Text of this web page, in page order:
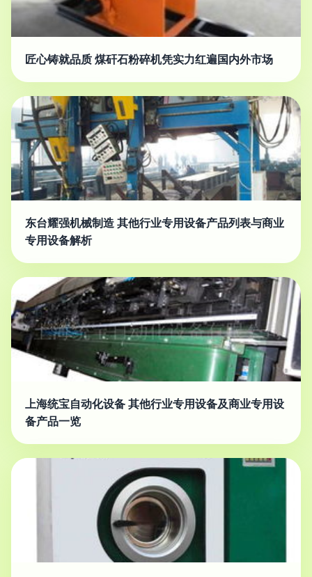
匠心铸就品质 煤矸石粉碎机凭实力红遍国内外市场
东台耀强机械制造 其他行业专用设备产品列表与商业
专用设备解析
上海统宝自动化设备 其他行业专用设备及商业专用设
备产品一览